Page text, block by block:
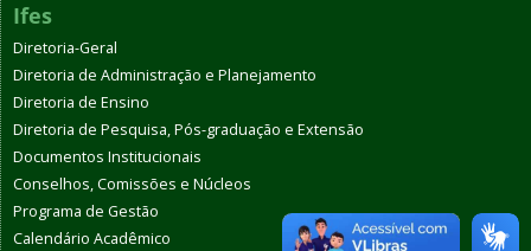
Ifes
Diretoria-Geral
Diretoria de Administração e Planejamento
Diretoria de Ensino
Diretoria de Pesquisa, Pós-graduação e Extensão
Documentos Institucionais
Conselhos, Comissões e Núcleos
Programa de Gestão
Calendário Acadêmico